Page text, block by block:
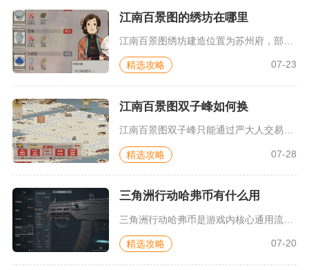
江南百景图的绣坊在哪里
精选攻略 07-23
江南百景图双子峰如何换
江南百景图双子峰只能通过严大人交易界面，凑满150点建筑积分...
精选攻略 07-28
三角洲行动哈弗币有什么用
三角洲行动哈弗币是游戏内核心通用流通货币，核心用途分为战备物...
精选攻略 07-20